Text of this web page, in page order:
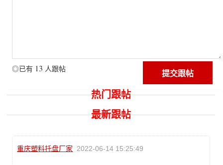
◎已有 13 人跟帖
热门跟帖
最新跟帖
重庆塑料托盘厂家 2022-06-14 15:25:49